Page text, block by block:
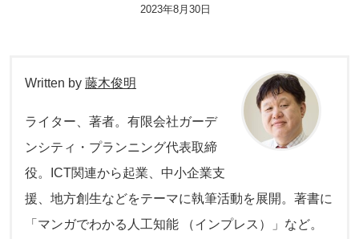
2023年8月30日
Written by 藤木俊明
ライター、著者。有限会社ガーデ
ンシティ・プランニング代表取締
役。ICT関連から起業、中小企業支
援、地方創生などをテーマに執筆活動を展開。著書に
「マンガでわかる人工知能 （インプレス）」など。